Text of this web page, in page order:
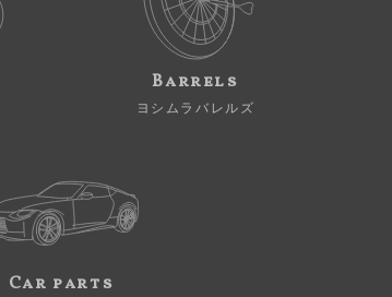
Barrels
ヨシムラバレルズ
Car parts